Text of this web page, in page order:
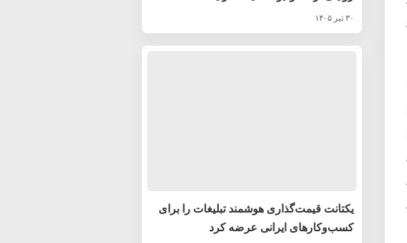
۳۰ تیر ۱۴۰۵
یکتانت قیمت‌گذاری هوشمند تبلیغات را برای
کسب‌وکارهای ایرانی عرضه کرد